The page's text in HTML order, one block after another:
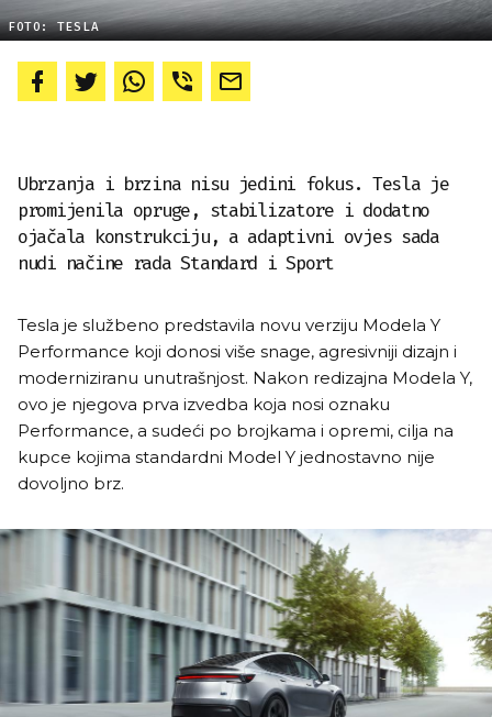
FOTO: TESLA
Ubrzanja i brzina nisu jedini fokus. Tesla je
promijenila opruge, stabilizatore i dodatno
ojačala konstrukciju, a adaptivni ovjes sada
nudi načine rada Standard i Sport
Tesla je službeno predstavila novu verziju Modela Y
Performance koji donosi više snage, agresivniji dizajn i
moderniziranu unutrašnjost. Nakon redizajna Modela Y,
ovo je njegova prva izvedba koja nosi oznaku
Performance, a sudeći po brojkama i opremi, cilja na
kupce kojima standardni Model Y jednostavno nije
dovoljno brz.